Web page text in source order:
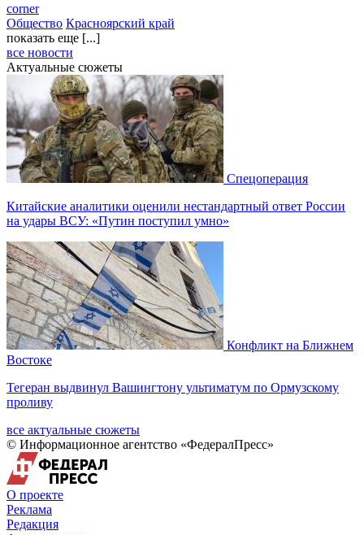
corner
Общество Красноярский край
показать еще [...]
все новости
Актуальные сюжеты
Спецоперация
Китайские аналитики оценили нестандартный ответ России
на удары ВСУ: «Путин поступил умно»
Конфликт на Ближнем
Востоке
Тегеран выдвинул Вашингтону ультиматум по Ормузскому
проливу
все актуальные сюжеты
© Информационное агентство «ФедералПресс»
О проекте
Реклама
Редакция